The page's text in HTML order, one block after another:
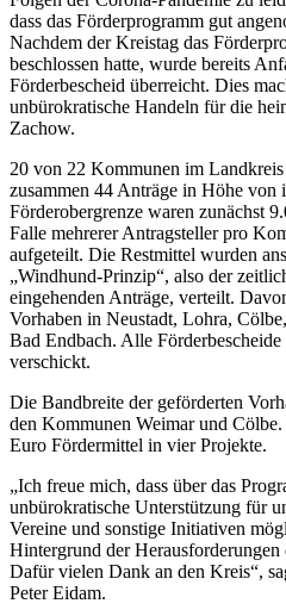
dass das Förderprogramm gut
Nachdem der Kreistag das
beschlossen hatte, wurde bereits
Förderbescheid überreicht. Dies
unbürokratische Handeln für die
Zachow.
20 von 22 Kommunen im
zusammen 44 Anträge in Höhe von
Förderobergrenze waren zunächst
Falle mehrerer Antragsteller pro
aufgeteilt. Die Restmittel wurden
„Windhund-Prinzip“, also der
eingehenden Anträge, verteilt.
Vorhaben in Neustadt, Lohra,
Bad Endbach. Alle
verschickt.
Die Bandbreite der geförderten
den Kommunen Weimar und
Euro Fördermittel in vier Projekte.
„Ich freue mich, dass über das
unbürokratische Unterstützung für
Vereine und sonstige Initiativen
Hintergrund der
Dafür vielen Dank an den Kreis“,
Peter Eidam.